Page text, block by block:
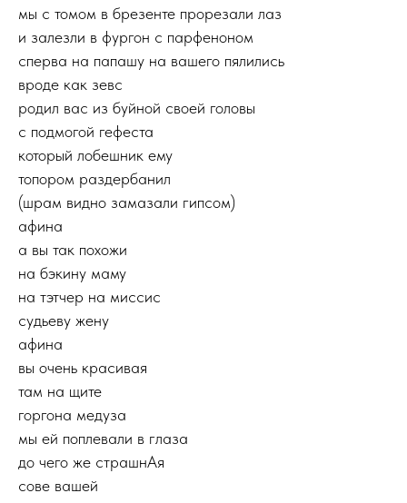
мы с томом в брезенте прорезали лаз
и залезли в фургон с парфеноном
сперва на папашу на вашего пялились
вроде как зевс
родил вас из буйной своей головы
с подмогой гефеста
который лобешник ему
топором раздербанил
(шрам видно замазали гипсом)
афина
а вы так похожи
на бэкину маму
на тэтчер на миссис
судьеву жену
афина
вы очень красивая
там на щите
горгона медуза
мы ей поплевали в глаза
до чего же страшнАя
сове вашей